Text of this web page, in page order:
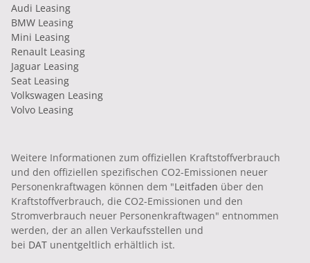
Audi Leasing
BMW Leasing
Mini Leasing
Renault Leasing
Jaguar Leasing
Seat Leasing
Volkswagen Leasing
Volvo Leasing
Weitere Informationen zum offiziellen Kraftstoffverbrauch
und den offiziellen spezifischen CO2-Emissionen neuer
Personenkraftwagen können dem "Leitfaden über den
Kraftstoffverbrauch, die CO2-Emissionen und den
Stromverbrauch neuer Personenkraftwagen" entnommen
werden, der an allen Verkaufsstellen und
bei DAT unentgeltlich erhältlich ist.